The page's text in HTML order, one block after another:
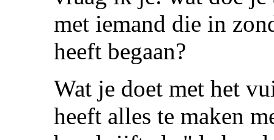
met iemand die in
heeft begaan?
Wat je doet met het
heeft alles te maken